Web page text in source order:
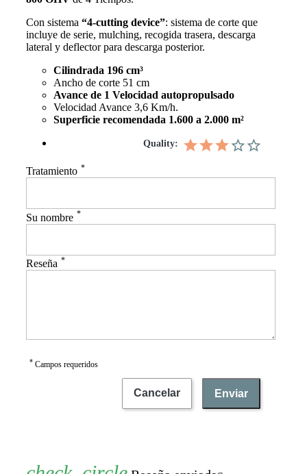
Con sistema “4-cutting device”: sistema de corte que
incluye de serie, mulching, recogida trasera, descarga
lateral y deflector para descarga posterior.
Cilindrada 196 cm³
Ancho de corte 51 cm
Avance de 1 Velocidad autopropulsado
Velocidad Avance 3,6 Km/h.
Superficie recomendada 1.600 a 2.000 m²
Quality:
Tratamiento *
Su nombre *
Reseña *
* Campos requeridos
Cancelar Enviar